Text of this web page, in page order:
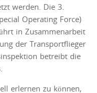
werden. Die 3.
Operating Force)
in Zusammenarbeit
der Transportflieger
betreibt die
erlernen zu können,